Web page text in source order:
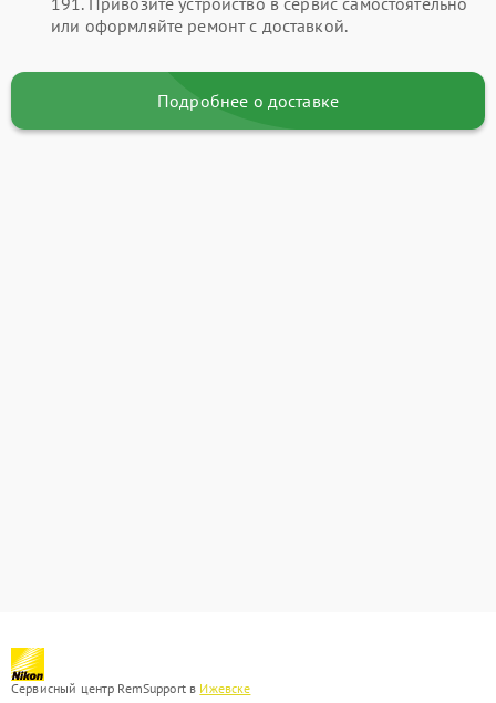
или оформляйте ремонт с доставкой.
Подробнее о доставке
Сервисный центр RemSupport в Ижевске